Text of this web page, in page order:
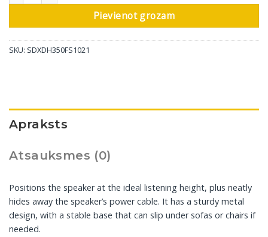
Pievienot grozam
SKU: SDXDH350FS1021
Apraksts
Atsauksmes (0)
Positions the speaker at the ideal listening height, plus neatly
hides away the speaker’s power cable. It has a sturdy metal
design, with a stable base that can slip under sofas or chairs if
needed.